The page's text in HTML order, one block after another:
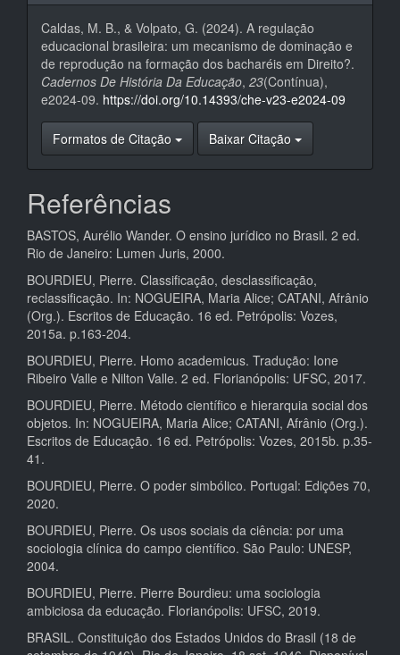
Caldas, M. B., & Volpato, G. (2024). A regulação
educacional brasileira: um mecanismo de dominação e
de reprodução na formação dos bacharéis em Direito?.
Cadernos De História Da Educação, 23(Contínua),
e2024-09. https://doi.org/10.14393/che-v23-e2024-09
Formatos de Citação Baixar Citação
Referências
BASTOS, Aurélio Wander. O ensino jurídico no Brasil. 2 ed.
Rio de Janeiro: Lumen Juris, 2000.
BOURDIEU, Pierre. Classificação, desclassificação,
reclassificação. In: NOGUEIRA, Maria Alice; CATANI, Afrânio
(Org.). Escritos de Educação. 16 ed. Petrópolis: Vozes,
2015a. p.163-204.
BOURDIEU, Pierre. Homo academicus. Tradução: Ione
Ribeiro Valle e Nilton Valle. 2 ed. Florianópolis: UFSC, 2017.
BOURDIEU, Pierre. Método científico e hierarquia social dos
objetos. In: NOGUEIRA, Maria Alice; CATANI, Afrânio (Org.).
Escritos de Educação. 16 ed. Petrópolis: Vozes, 2015b. p.35-
41.
BOURDIEU, Pierre. O poder simbólico. Portugal: Edições 70,
2020.
BOURDIEU, Pierre. Os usos sociais da ciência: por uma
sociologia clínica do campo científico. São Paulo: UNESP,
2004.
BOURDIEU, Pierre. Pierre Bourdieu: uma sociologia
ambiciosa da educação. Florianópolis: UFSC, 2019.
BRASIL. Constituição dos Estados Unidos do Brasil (18 de